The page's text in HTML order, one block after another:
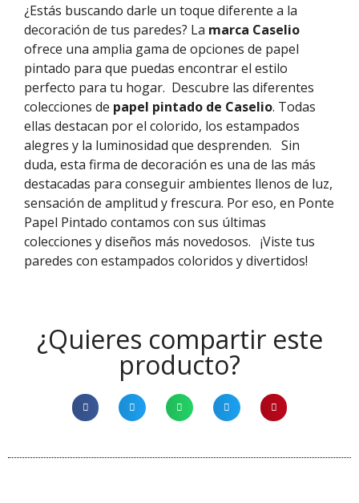
¿Estás buscando darle un toque diferente a la
decoración de tus paredes? La marca Caselio
ofrece una amplia gama de opciones de papel
pintado para que puedas encontrar el estilo
perfecto para tu hogar. Descubre las diferentes
colecciones de papel pintado de Caselio. Todas
ellas destacan por el colorido, los estampados
alegres y la luminosidad que desprenden. Sin
duda, esta firma de decoración es una de las más
destacadas para conseguir ambientes llenos de luz,
sensación de amplitud y frescura. Por eso, en Ponte
Papel Pintado contamos con sus últimas
colecciones y diseños más novedosos. ¡Viste tus
paredes con estampados coloridos y divertidos!
¿Quieres compartir este
producto?